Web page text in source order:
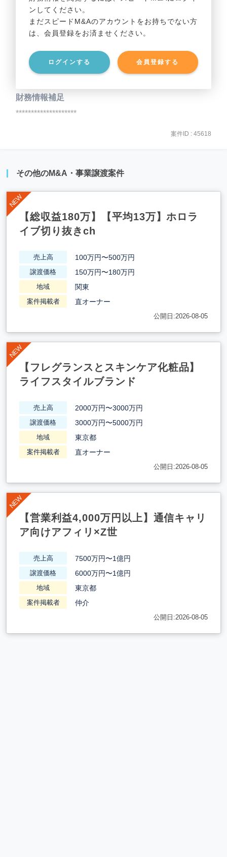
ンしてください。
まだスピードM&Aのアカウントをお持ちでない方
は、会員登録をお済ませください。
ログインする 会員登録する
貸借対照表（B/S）
事業資産 ********************
事業負債 ********************
財務情報補足
********************
案件ID : 45618
その他のM&A・事業譲渡案件
【総収益180万】【平均13万】ホロラ
イブ切り抜きch
売上高 100万円〜500万円
譲渡価格 150万円〜180万円
地域 関東
案件掲載者 直オーナー
公開日:2026-08-05
【フレグランスとスキンケア化粧品】
ライフスタイルブランド
売上高 2000万円〜3000万円
譲渡価格 3000万円〜5000万円
地域 東京都
案件掲載者 直オーナー
公開日:2026-08-05
【営業利益4,000万円以上】通信キャリ
ア向けアフィリ×Z世
売上高 7500万円〜1億円
譲渡価格 6000万円〜1億円
地域 東京都
案件掲載者 仲介
公開日:2026-08-05